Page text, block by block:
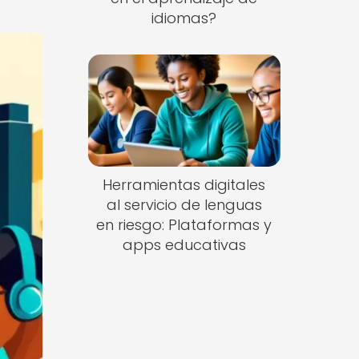
idiomas?
Herramientas digitales
al servicio de lenguas
en riesgo: Plataformas y
apps educativas